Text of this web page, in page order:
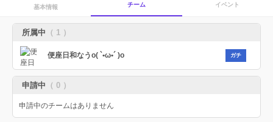
基本情報 チーム イベント
所属中 （ 1 ）
便座日和なうo( `•ω•´ )o ガチ
申請中 （ 0 ）
申請中のチームはありません